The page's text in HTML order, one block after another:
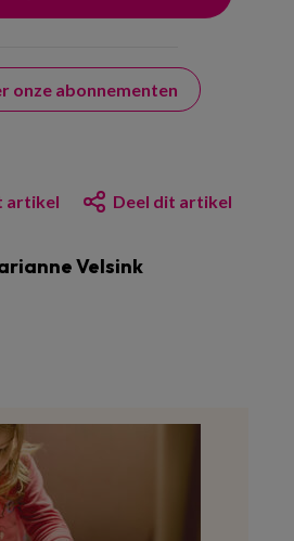
onze abonnementen
artikel Deel dit artikel
Velsink